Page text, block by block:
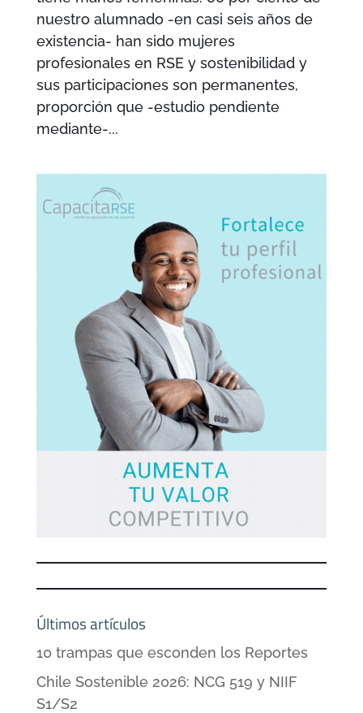
nuestro alumnado -en casi seis años de
existencia- han sido mujeres
profesionales en RSE y sostenibilidad y
sus participaciones son permanentes,
proporción que -estudio pendiente
mediante-...
Últimos artículos
10 trampas que esconden los Reportes
Chile Sostenible 2026: NCG 519 y NIIF
S1/S2